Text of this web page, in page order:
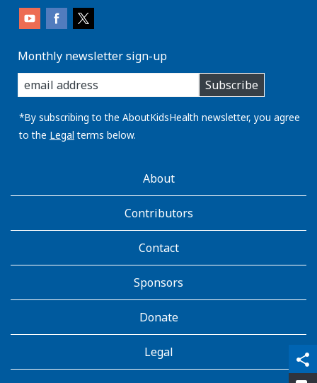
share
qr_code_scanner
content_copy
Monthly newsletter sign-up
enter
you
email
address:
Subscribe
*By subscribing to the AboutKidsHealth newsletter, you agree
to the Legal terms below.
AboutKidsHealthAbout
Contributors
Contact
Sponsors
Donate
Legal